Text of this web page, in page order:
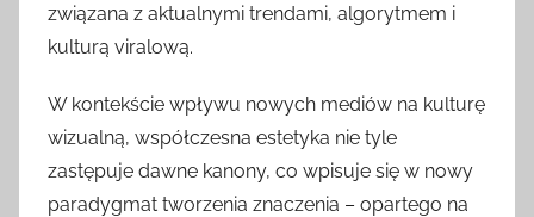
związana z aktualnymi trendami, algorytmem i
kulturą viralową.
W kontekście wpływu nowych mediów na kulturę
wizualną, współczesna estetyka nie tyle
zastępuje dawne kanony, co wpisuje się w nowy
paradygmat tworzenia znaczenia – opartego na